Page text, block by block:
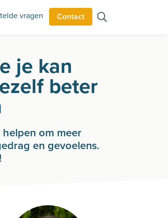
vragen Contact
je kan
beter
om meer
en gevoelens.